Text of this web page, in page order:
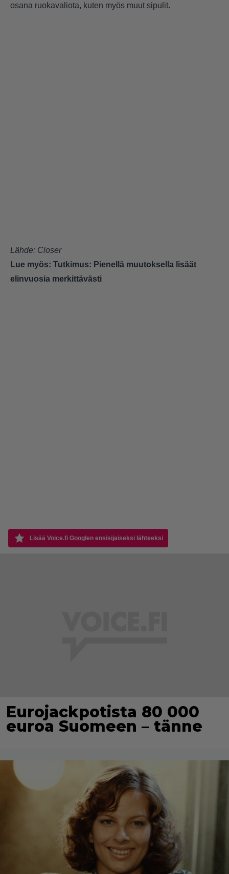
osana ruokavaliota, kuten myös muut sipulit.
Lähde: Closer
Lue myös: Tutkimus: Pienellä muutoksella lisäät
elinvuosia merkittävästi
Lisää Voice.fi Googlen ensisijaiseksi lähteeksi
Eurojackpotista 80 000
euroa Suomeen – tänne